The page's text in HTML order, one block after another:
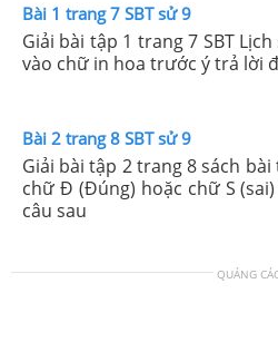
Bài 1 trang 7 SBT sử 9
Giải bài tập 1 trang 7 SBT
vào chữ in hoa trước ý trả lời
Bài 2 trang 8 SBT sử 9
Giải bài tập 2 trang 8 sách
chữ Đ (Đúng) hoặc chữ S
câu sau
QUẢNG